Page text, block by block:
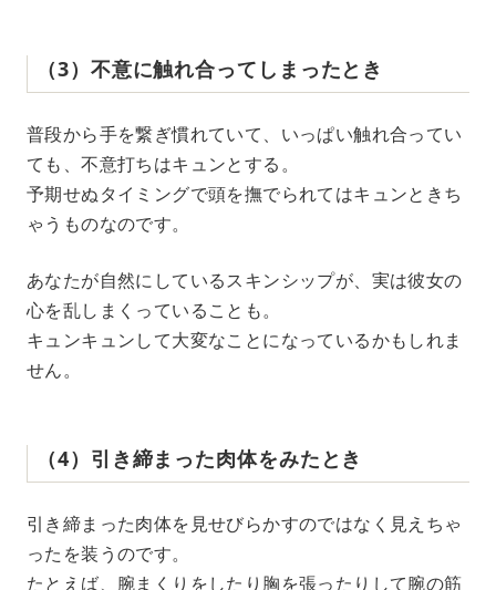
（3）不意に触れ合ってしまったとき
普段から手を繋ぎ慣れていて、いっぱい触れ合ってい
ても、不意打ちはキュンとする。
予期せぬタイミングで頭を撫でられてはキュンときち
ゃうものなのです。
あなたが自然にしているスキンシップが、実は彼女の
心を乱しまくっていることも。
キュンキュンして大変なことになっているかもしれま
せん。
（4）引き締まった肉体をみたとき
引き締まった肉体を見せびらかすのではなく見えちゃ
ったを装うのです。
たとえば、腕まくりをしたり胸を張ったりして腕の筋